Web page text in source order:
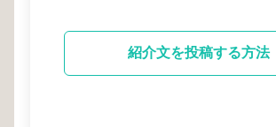
紹介文を投稿する方法